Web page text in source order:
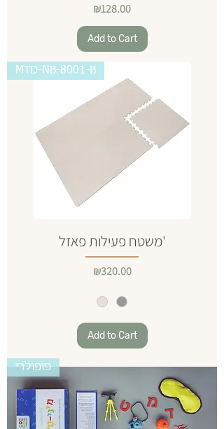
Price
₪128.00
Add to Cart
MTD-NB-8001-B
משטח פעילות פאזל'
Price
₪320.00
Add to Cart
פופולרי